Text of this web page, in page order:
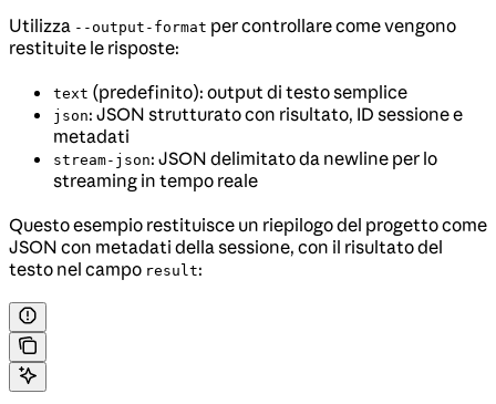
Utilizza --output-format per controllare come vengono
restituite le risposte:
text (predefinito): output di testo semplice
json: JSON strutturato con risultato, ID sessione e
metadati
stream-json: JSON delimitato da newline per lo
streaming in tempo reale
Questo esempio restituisce un riepilogo del progetto come
JSON con metadati della sessione, con il risultato del
testo nel campo result: